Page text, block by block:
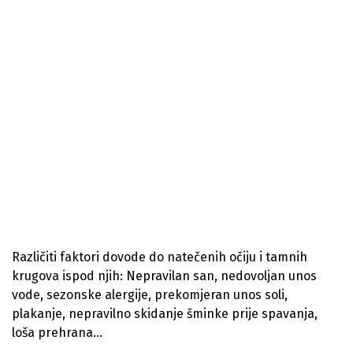
Različiti faktori dovode do natečenih očiju i tamnih
krugova ispod njih: Nepravilan san, nedovoljan unos
vode, sezonske alergije, prekomjeran unos soli,
plakanje, nepravilno skidanje šminke prije spavanja,
loša prehrana…